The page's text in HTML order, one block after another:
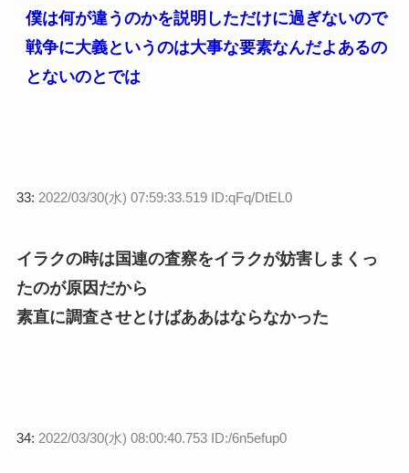
僕は何が違うのかを説明しただけに過ぎないので
戦争に大義というのは大事な要素なんだよあるの
とないのとでは
33: 2022/03/30(水) 07:59:33.519 ID:qFq/DtEL0
イラクの時は国連の査察をイラクが妨害しまくっ
たのが原因だから
素直に調査させとけばああはならなかった
34: 2022/03/30(水) 08:00:40.753 ID:/6n5efup0